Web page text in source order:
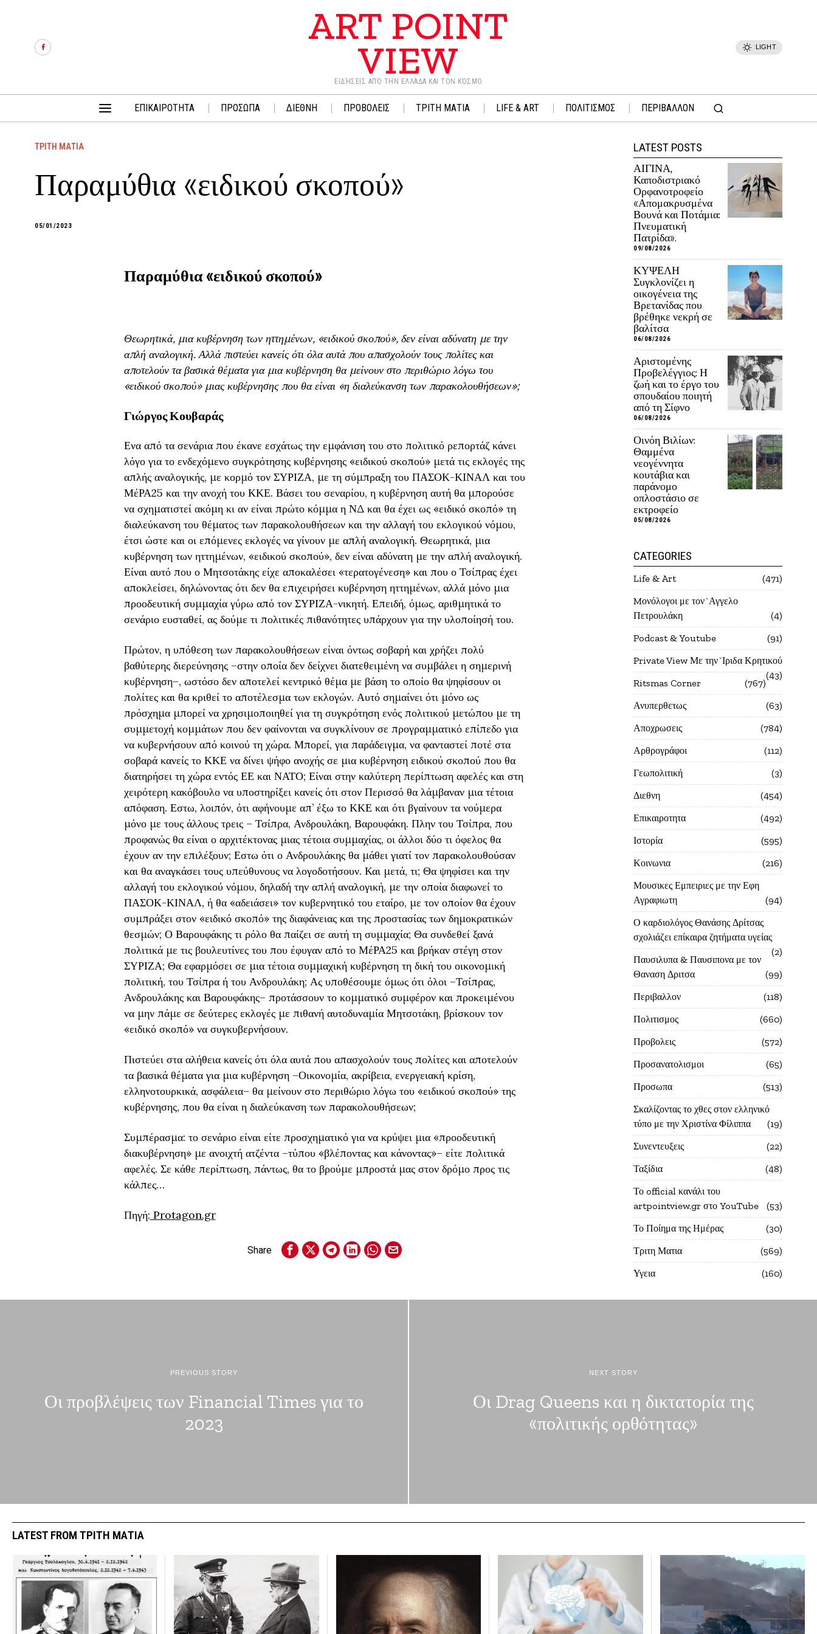
ART POINT
VIEW
ΕΙΔΉΣΕΙΣ ΑΠΌ ΤΗΝ ΕΛΛΆΔΑ ΚΑΙ ΤΟΝ ΚΌΣΜΟ
LIGHT
ΕΠΙΚΑΙΡΟΤΗΤΑ ΠΡΟΣΩΠΑ ΔΙΕΘΝΗ ΠΡΟΒΟΛΕΙΣ ΤΡΙΤΗ ΜΑΤΙΑ LIFE & ART ΠΟΛΙΤΙΣΜΟΣ ΠΕΡΙΒΑΛΛΟΝ
ΤΡΙΤΗ ΜΑΤΙΑ
Παραμύθια «ειδικού σκοπού»
05/01/2023
Παραμύθια «ειδικού σκοπού»
Θεωρητικά, μια κυβέρνηση των ηττημένων, «ειδικού σκοπού», δεν είναι αδύνατη με την
απλή αναλογική. Αλλά πιστεύει κανείς ότι όλα αυτά που απασχολούν τους πολίτες και
αποτελούν τα βασικά θέματα για μια κυβέρνηση θα μείνουν στο περιθώριο λόγω του
«ειδικού σκοπού» μιας κυβέρνησης που θα είναι «η διαλεύκανση των παρακολουθήσεων»;
Γιώργος Κουβαράς
Ενα από τα σενάρια που έκανε εσχάτως την εμφάνιση του στο πολιτικό ρεπορτάζ κάνει
λόγο για το ενδεχόμενο συγκρότησης κυβέρνησης «ειδικού σκοπού» μετά τις εκλογές της
απλής αναλογικής, με κορμό τον ΣΥΡΙΖΑ, με τη σύμπραξη του ΠΑΣΟΚ-ΚΙΝΑΛ και του
ΜέΡΑ25 και την ανοχή του ΚΚΕ. Βάσει του σεναρίου, η κυβέρνηση αυτή θα μπορούσε
να σχηματιστεί ακόμη κι αν είναι πρώτο κόμμα η ΝΔ και θα έχει ως «ειδικό σκοπό» τη
διαλεύκανση του θέματος των παρακολουθήσεων και την αλλαγή του εκλογικού νόμου,
έτσι ώστε και οι επόμενες εκλογές να γίνουν με απλή αναλογική. Θεωρητικά, μια
κυβέρνηση των ηττημένων, «ειδικού σκοπού», δεν είναι αδύνατη με την απλή αναλογική.
Είναι αυτό που ο Μητσοτάκης είχε αποκαλέσει «τερατογένεση» και που ο Τσίπρας έχει
αποκλείσει, δηλώνοντας ότι δεν θα επιχειρήσει κυβέρνηση ηττημένων, αλλά μόνο μια
προοδευτική συμμαχία γύρω από τον ΣΥΡΙΖΑ-νικητή. Επειδή, όμως, αριθμητικά το
σενάριο ευσταθεί, ας δούμε τι πολιτικές πιθανότητες υπάρχουν για την υλοποίησή του.
Πρώτον, η υπόθεση των παρακολουθήσεων είναι όντως σοβαρή και χρήζει πολύ
βαθύτερης διερεύνησης –στην οποία δεν δείχνει διατεθειμένη να συμβάλει η σημερινή
κυβέρνηση–, ωστόσο δεν αποτελεί κεντρικό θέμα με βάση το οποίο θα ψηφίσουν οι
πολίτες και θα κριθεί το αποτέλεσμα των εκλογών. Αυτό σημαίνει ότι μόνο ως
πρόσχημα μπορεί να χρησιμοποιηθεί για τη συγκρότηση ενός πολιτικού μετώπου με τη
συμμετοχή κομμάτων που δεν φαίνονται να συγκλίνουν σε προγραμματικό επίπεδο για
να κυβερνήσουν από κοινού τη χώρα. Μπορεί, για παράδειγμα, να φανταστεί ποτέ στα
σοβαρά κανείς το ΚΚΕ να δίνει ψήφο ανοχής σε μια κυβέρνηση ειδικού σκοπού που θα
διατηρήσει τη χώρα εντός ΕΕ και ΝΑΤΟ; Είναι στην καλύτερη περίπτωση αφελές και στη
χειρότερη κακόβουλο να υποστηρίξει κανείς ότι στον Περισσό θα λάμβαναν μια τέτοια
απόφαση. Εστω, λοιπόν, ότι αφήνουμε απ’ έξω το ΚΚΕ και ότι βγαίνουν τα νούμερα
μόνο με τους άλλους τρεις – Τσίπρα, Ανδρουλάκη, Βαρουφάκη. Πλην του Τσίπρα, που
προφανώς θα είναι ο αρχιτέκτονας μιας τέτοια συμμαχίας, οι άλλοι δύο τι όφελος θα
έχουν αν την επιλέξουν; Εστω ότι ο Ανδρουλάκης θα μάθει γιατί τον παρακολουθούσαν
και θα αναγκάσει τους υπεύθυνους να λογοδοτήσουν. Και μετά, τι; Θα ψηφίσει και την
αλλαγή του εκλογικού νόμου, δηλαδή την απλή αναλογική, με την οποία διαφωνεί το
ΠΑΣΟΚ-ΚΙΝΑΛ, ή θα «αδειάσει» τον κυβερνητικό του εταίρο, με τον οποίον θα έχουν
συμπράξει στον «ειδικό σκοπό» της διαφάνειας και της προστασίας των δημοκρατικών
θεσμών; Ο Βαρουφάκης τι ρόλο θα παίζει σε αυτή τη συμμαχία; Θα συνδεθεί ξανά
πολιτικά με τις βουλευτίνες του που έφυγαν από το ΜέΡΑ25 και βρήκαν στέγη στον
ΣΥΡΙΖΑ; Θα εφαρμόσει σε μια τέτοια συμμαχική κυβέρνηση τη δική του οικονομική
πολιτική, του Τσίπρα ή του Ανδρουλάκη; Ας υποθέσουμε όμως ότι όλοι –Τσίπρας,
Ανδρουλάκης και Βαρουφάκης– προτάσσουν το κομματικό συμφέρον και προκειμένου
να μην πάμε σε δεύτερες εκλογές με πιθανή αυτοδυναμία Μητσοτάκη, βρίσκουν τον
«ειδικό σκοπό» να συγκυβερνήσουν.
Πιστεύει στα αλήθεια κανείς ότι όλα αυτά που απασχολούν τους πολίτες και αποτελούν
τα βασικά θέματα για μια κυβέρνηση –Οικονομία, ακρίβεια, ενεργειακή κρίση,
ελληνοτουρκικά, ασφάλεια– θα μείνουν στο περιθώριο λόγω του «ειδικού σκοπού» της
κυβέρνησης, που θα είναι η διαλεύκανση των παρακολουθήσεων;
Συμπέρασμα: το σενάριο είναι είτε προσχηματικό για να κρύψει μια «προοδευτική
διακυβέρνηση» με ανοιχτή ατζέντα –τύπου «βλέποντας και κάνοντας»– είτε πολιτικά
αφελές. Σε κάθε περίπτωση, πάντως, θα το βρούμε μπροστά μας στον δρόμο προς τις
κάλπες…
Πηγή: Protagon.gr
Share
LATEST POSTS
ΑΙΓΙΝΑ,
Καποδιστριακό
Ορφανοτροφείο
«Απομακρυσμένα
Βουνά και Ποτάμια:
Πνευματική
Πατρίδα».
09/08/2026
ΚΥΨΕΛΗ
Συγκλονίζει η
οικογένεια της
Βρετανίδας που
βρέθηκε νεκρή σε
βαλίτσα
06/08/2026
Αριστομένης
Προβελέγγιος: Η
ζωή και το έργο του
σπουδαίου ποιητή
από τη Σίφνο
06/08/2026
Οινόη Βιλίων:
Θαμμένα
νεογέννητα
κουτάβια και
παράνομο
οπλοστάσιο σε
εκτροφείο
05/08/2026
CATEGORIES
Life & Art
471
Mονόλογοι με τον`Αγγελο
Πετρουλάκη
4
Podcast & Youtube
91
Private View Με την`Ιριδα Κρητικού
43
Ritsmas Corner
767
Ανυπερθετως
63
Αποχρωσεις
784
Αρθρογράφοι
112
Γεωπολιτική
3
Διεθνη
454
Επικαιροτητα
492
Ιστορία
595
Κοινωνια
216
Μουσικες Εμπειριες με την Εφη
Αγραφιωτη
94
Ο καρδιολόγος Θανάσης Δρίτσας
σχολιάζει επίκαιρα ζητήματα υγείας
2
Παυσιλυπα & Παυσιπονα με τον
Θαναση Δριτσα
99
Περιβαλλον
118
Πολιτισμος
660
Προβολεις
572
Προσανατολισμοι
65
Προσωπα
513
Σκαλίζοντας το χθες στον ελληνικό
τύπο με την Χριστίνα Φίλιππα
19
Συνεντευξεις
22
Ταξίδια
48
Το official κανάλι του
artpointview.gr στο YouTube
53
Το Ποίημα της Ημέρας
30
Τριτη Ματια
569
Υγεια
160
PREVIOUS STORY
Οι προβλέψεις των Financial Times για το
2023
NEXT STORY
Οι Drag Queens και η δικτατορία της
«πολιτικής ορθότητας»
LATEST FROM ΤΡΙΤΗ ΜΑΤΙΑ